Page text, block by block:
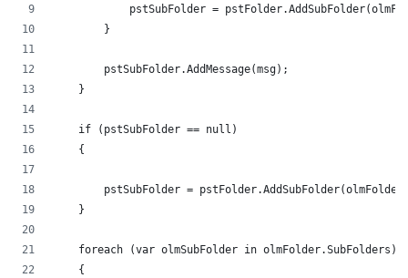
pstSubFolder =
        }
        pstSubFolder.AddMessage(msg);
    }
    if (pstSubFolder == null)
    {
pstSubFolder =
    }
    foreach (var olmSubFolder in olmFolder.SubFolders)
    {